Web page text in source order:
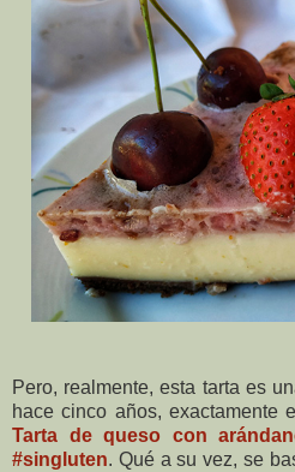
Pero, realmente, esta tarta es
hace cinco años, exactamente
Tarta de queso con
#singluten. Qué a su vez, se